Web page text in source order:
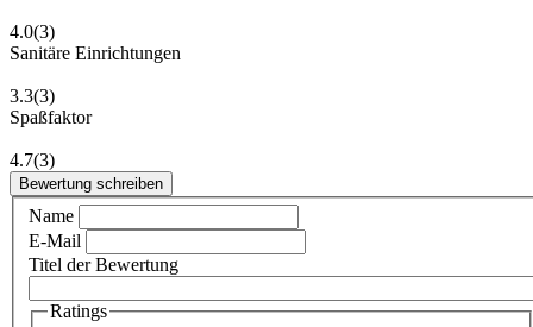
4.0(3)
Sanitäre Einrichtungen
3.3(3)
Spaßfaktor
4.7(3)
Bewertung schreiben
Name
E-Mail
Titel der Bewertung
Ratings